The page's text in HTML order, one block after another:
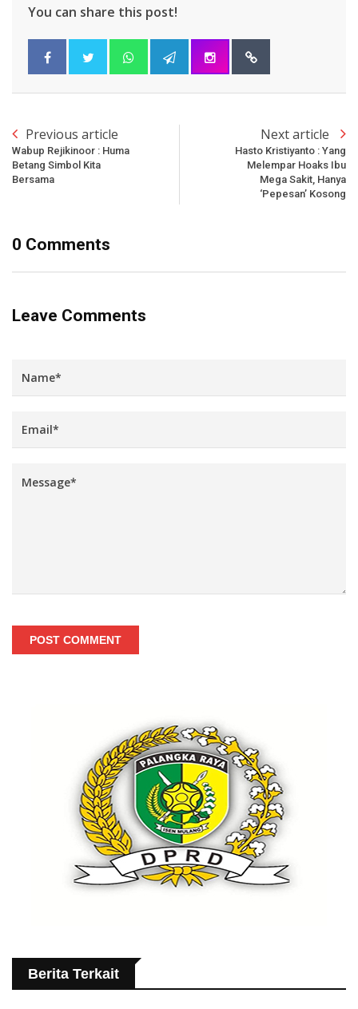
You can share this post!
Previous article
Wabup Rejikinoor : Huma
Betang Simbol Kita
Bersama
Next article
Hasto Kristiyanto : Yang
Melempar Hoaks Ibu
Mega Sakit, Hanya
‘Pepesan’ Kosong
0 Comments
Leave Comments
POST COMMENT
Berita Terkait